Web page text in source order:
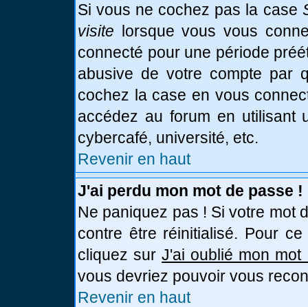
Si vous ne cochez pas la case
visite lorsque vous vous
connecté pour une période
abusive de votre compte par
cochez la case en vous
accédez au forum en utilisant
cybercafé, université, etc.
Revenir en haut
J'ai perdu mon mot de passe !
Ne paniquez pas ! Si votre mot
contre être réinitialisé. Pour
cliquez surJ'ai oublié mon mot
vous devriez pouvoir vous
Revenir en haut